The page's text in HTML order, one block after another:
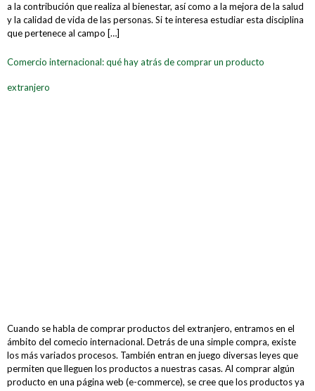
a la contribución que realiza al bienestar, así como a la mejora de la salud
y la calidad de vida de las personas. Si te interesa estudiar esta disciplina
que pertenece al campo […]
Comercio internacional: qué hay atrás de comprar un producto
extranjero
Cuando se habla de comprar productos del extranjero, entramos en el
ámbito del comecio internacional. Detrás de una simple compra, existe
los más variados procesos. También entran en juego diversas leyes que
permiten que lleguen los productos a nuestras casas. Al comprar algún
producto en una página web (e-commerce), se cree que los productos ya